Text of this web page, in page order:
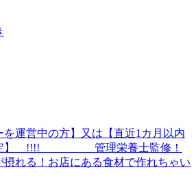
を運営中の方】又は【直近1カ月以内
限定】 !!!! 管理栄養士監修！
れる！お店にある食材で作れちゃい